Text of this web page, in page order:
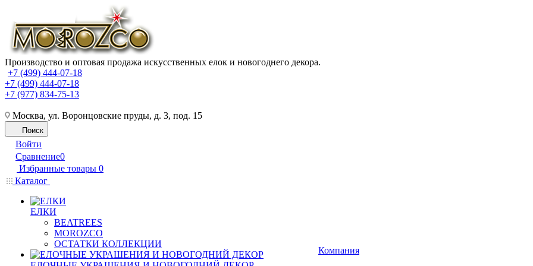
Производство и оптовая продажа искусственных елок и новогоднего декора.
+7 (499) 444-07-18
+7 (499) 444-07-18
+7 (977) 834-75-13
Москва, ул. Воронцовские пруды, д. 3, под. 15
Поиск
Войти
Сравнение0
Избранные товары 0
Каталог
ЕЛКИ
BEATREES
MOROZCO
ОСТАТКИ КОЛЛЕКЦИИ
Компания